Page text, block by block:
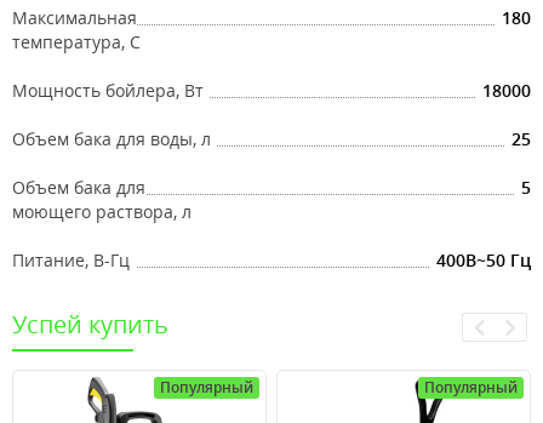
Максимальная
температура, С
180
Мощность бойлера, Вт 18000
Объем бака для воды, л 25
Объем бака для
моющего раствора, л
5
Питание, В-Гц 400B~50 Гц
Успей купить
Популярный Популярный